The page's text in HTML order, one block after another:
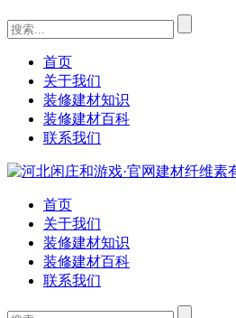
首页
关于我们
装修建材知识
装修建材百科
联系我们
首页
关于我们
装修建材知识
装修建材百科
联系我们